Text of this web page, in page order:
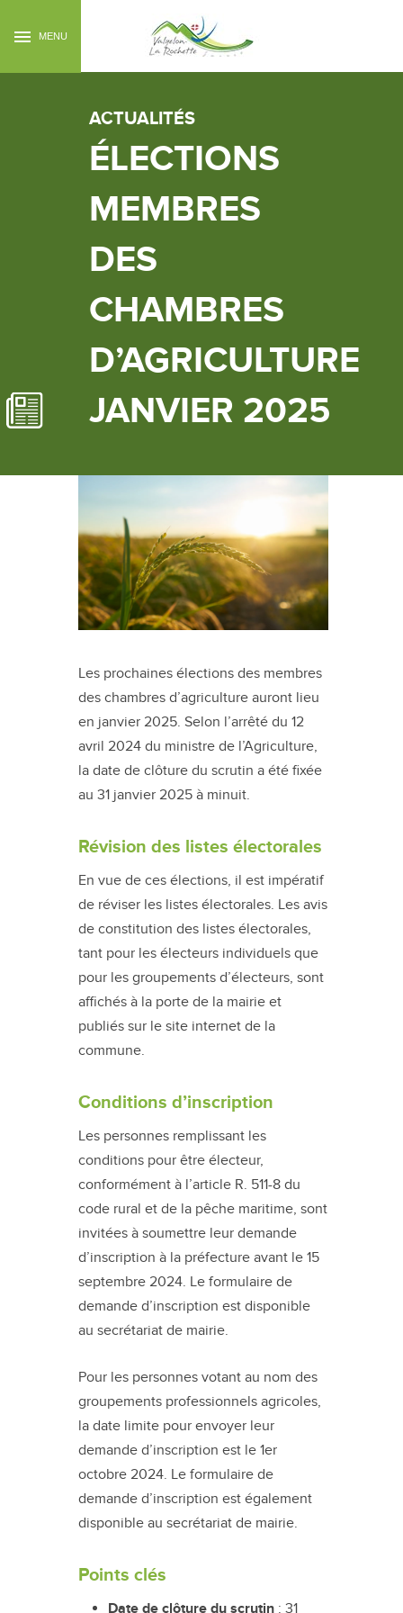
MENU
ACTUALITÉS
ÉLECTIONS
MEMBRES
DES
CHAMBRES
D’AGRICULTURE
JANVIER 2025
Les prochaines élections des membres
des chambres d’agriculture auront lieu
en janvier 2025. Selon l’arrêté du 12
avril 2024 du ministre de l’Agriculture,
la date de clôture du scrutin a été fixée
au 31 janvier 2025 à minuit.
Révision des listes électorales
En vue de ces élections, il est impératif
de réviser les listes électorales. Les avis
de constitution des listes électorales,
tant pour les électeurs individuels que
pour les groupements d’électeurs, sont
affichés à la porte de la mairie et
publiés sur le site internet de la
commune.
Conditions d’inscription
Les personnes remplissant les
conditions pour être électeur,
conformément à l’article R. 511-8 du
code rural et de la pêche maritime, sont
invitées à soumettre leur demande
d’inscription à la préfecture avant le 15
septembre 2024. Le formulaire de
demande d’inscription est disponible
au secrétariat de mairie.
Pour les personnes votant au nom des
groupements professionnels agricoles,
la date limite pour envoyer leur
demande d’inscription est le 1er
octobre 2024. Le formulaire de
demande d’inscription est également
disponible au secrétariat de mairie.
Points clés
Date de clôture du scrutin: 31